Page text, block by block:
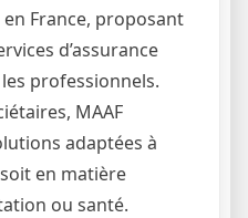
France, proposant
d’assurance
professionnels.
MAAF
adaptées à
en matière
ou santé.